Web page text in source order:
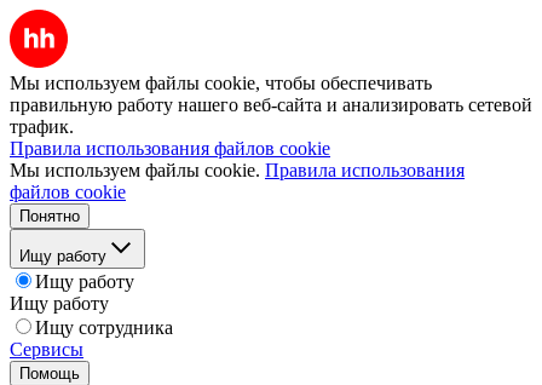
Мы используем файлы cookie, чтобы обеспечивать
правильную работу нашего веб-сайта и анализировать сетевой
трафик.
Правила использования файлов cookie
Мы используем файлы cookie. Правила использования
файлов cookie
Понятно
Ищу работу
Ищу работу
Ищу работу
Ищу сотрудника
Сервисы
Помощь